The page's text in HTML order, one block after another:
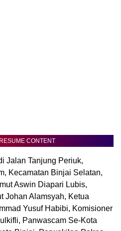
CONTENT
Jalan Tanjung Periuk,
Kecamatan Binjai Selatan,
Aswin Diapari Lubis,
Johan Alamsyah, Ketua
Yusuf Habibi, Komisioner
Panwascam Se-Kota